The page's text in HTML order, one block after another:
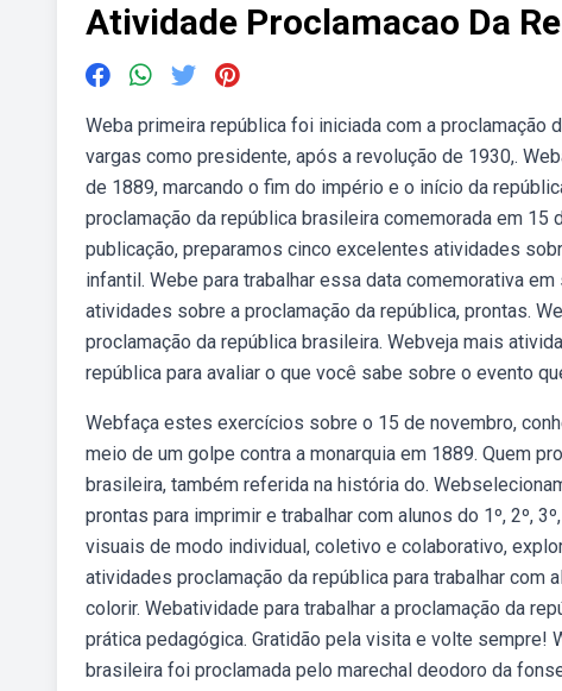
Atividade Proclamacao Da
Weba primeira república foi iniciada com a
vargas como presidente, após a revolução de 1930,.
de 1889, marcando o fim do império e o início da
proclamação da república brasileira comemorada em
publicação, preparamos cinco excelentes atividades
infantil. Webe para trabalhar essa data comemorativa
atividades sobre a proclamação da república, prontas.
proclamação da república brasileira. Webveja mais
república para avaliar o que você sabe sobre o evento
Webfaça estes exercícios sobre o 15 de novembro,
meio de um golpe contra a monarquia em 1889. Quem
brasileira, também referida na história do.
prontas para imprimir e trabalhar com alunos do 1º, 2º,
visuais de modo individual, coletivo e colaborativo,
atividades proclamação da república para trabalhar com
colorir. Webatividade para trabalhar a proclamação da
prática pedagógica. Gratidão pela visita e volte
brasileira foi proclamada pelo marechal deodoro da